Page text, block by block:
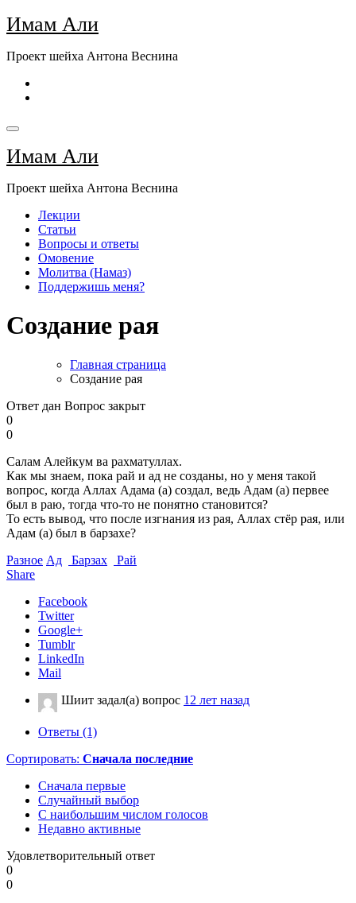
Перейти
к
Имам Али
Проект шейха Антона Веснина
Имам Али
Проект шейха Антона Веснина
Лекции
Статьи
Вопросы и ответы
Омовение
Молитва (Намаз)
Поддержишь меня?
Создание рая
Главная страница
Создание рая
Ответ дан Вопрос закрыт
0
0
Салам Алейкум ва рахматуллах.
Как мы знаем, пока рай и ад не созданы, но у меня такой
вопрос, когда Аллах Адама (а) создал, ведь Адам (а) первее
был в раю, тогда что-то не понятно становится?
То есть вывод, что после изгнания из рая, Аллах стёр рая, или
Адам (а) был в барзахе?
Разное Ад Барзах
Рай
Share
Facebook
Twitter
Google+
Tumblr
LinkedIn
Mail
Шиит задал(а) вопрос 12 лет назад
Ответы (1)
Сортировать: Сначала последние
Сначала первые
Случайный выбор
С наибольшим числом голосов
Недавно активные
Удовлетворительный ответ
0
0